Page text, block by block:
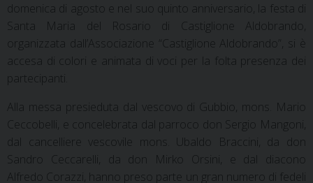
domenica di agosto e nel suo quinto anniversario, la festa di
Santa Maria del Rosario di Castiglione Aldobrando,
organizzata dall’Associazione “Castiglione Aldobrando”, si è
accesa di colori e animata di voci per la folta presenza dei
partecipanti.
Alla messa presieduta dal vescovo di Gubbio, mons. Mario
Ceccobelli, e concelebrata dal parroco don Sergio Mangoni,
dal cancelliere vescovile mons. Ubaldo Braccini, da don
Sandro Ceccarelli, da don Mirko Orsini, e dal diacono
Alfredo Corazzi, hanno preso parte un gran numero di fedeli